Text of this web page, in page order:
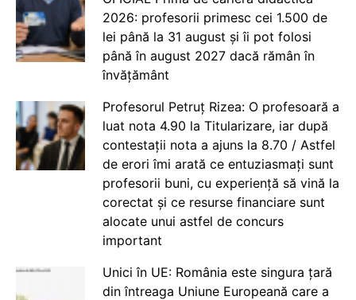
2026: profesorii primesc cei 1.500 de
lei până la 31 august și îi pot folosi
până în august 2027 dacă rămân în
învățământ
Profesorul Petruț Rizea: O profesoară a
luat nota 4.90 la Titularizare, iar după
contestații nota a ajuns la 8.70 / Astfel
de erori îmi arată ce entuziasmați sunt
profesorii buni, cu experiență să vină la
corectat și ce resurse financiare sunt
alocate unui astfel de concurs
important
Unici în UE: România este singura țară
din întreaga Uniune Europeană care a